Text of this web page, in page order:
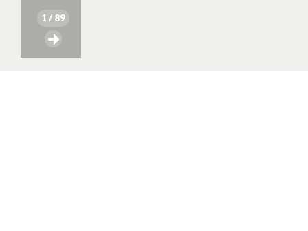
1 / 89